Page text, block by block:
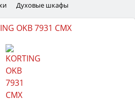
Духовые шкафы